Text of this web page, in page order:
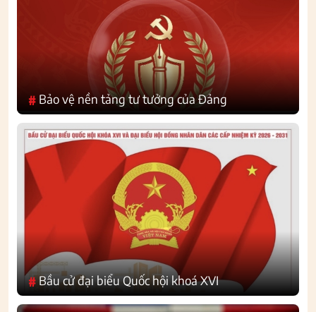
# Bảo vệ nền tảng tư tưởng của Đảng
#Bầu cử đại biểu Quốc hội khoá XVI